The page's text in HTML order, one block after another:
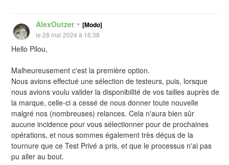
AlexOutzer [Modo]
le 28 mai 2024 à 16:38
Hello Pilou,
Malheureusement c'est la première option.
Nous avions effectué une sélection de testeurs, puis, lorsque
nous avions voulu valider la disponibilité de vos tailles auprès de
la marque, celle-ci a cessé de nous donner toute nouvelle
malgré nos (nombreuses) relances. Cela n'aura bien sûr
aucune incidence pour vous sélectionner pour de prochaines
opérations, et nous sommes également très déçus de la
tournure que ce Test Privé a pris, et que le processus n'ai pas
pu aller au bout.